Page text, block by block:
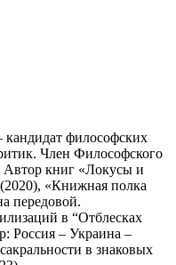
философских
Член Философского
Автор книг «Локусы и
«Книжная полка
передовой.
в “Отблесках
Россия – Украина –
в знаковых